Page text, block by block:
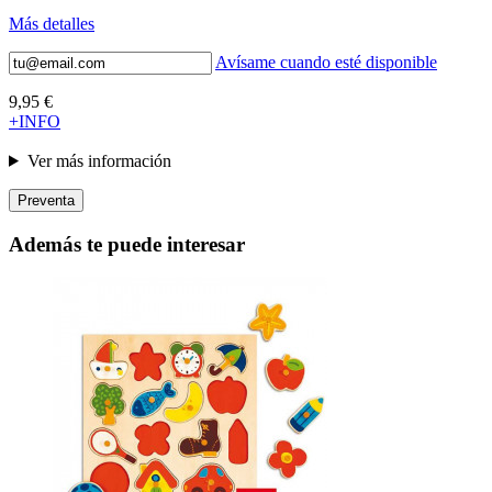
Más detalles
Avísame cuando esté disponible
9,95 €
+INFO
Ver más información
Preventa
Además te puede interesar